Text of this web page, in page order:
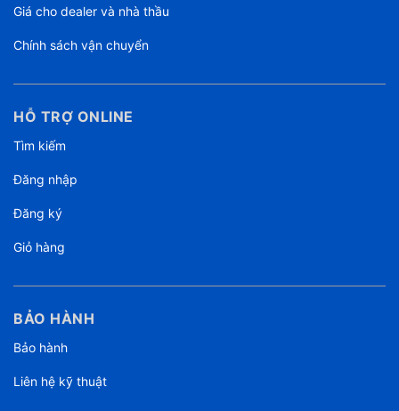
Giá cho dealer và nhà thầu
Chính sách vận chuyển
HỖ TRỢ ONLINE
Tìm kiếm
Đăng nhập
Đăng ký
Giỏ hàng
BẢO HÀNH
Bảo hành
Liên hệ kỹ thuật